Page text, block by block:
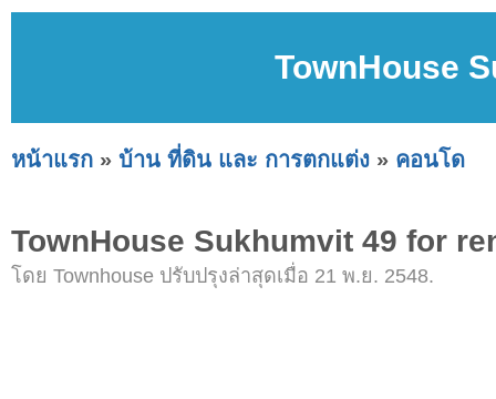
TownHouse
หน้าแรก » บ้าน ที่ดิน และ การตกแต่ง » คอนโด
TownHouse Sukhumvit 49 for
โดย Townhouse ปรับปรุงล่าสุดเมื่อ 21 พ.ย. 2548.